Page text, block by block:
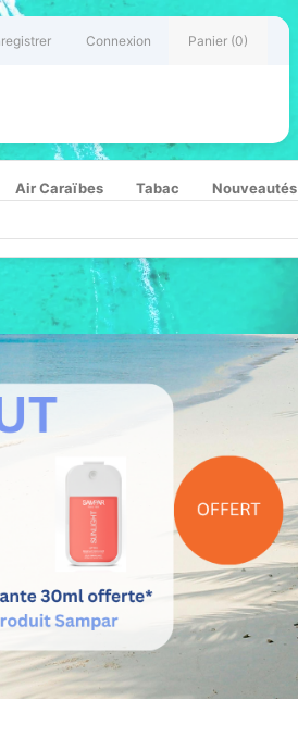
Connexion Panier (0)
Air Caraïbes Tabac Nouveautés